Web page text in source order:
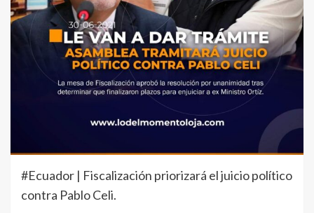
#Ecuador | Fiscalización priorizará el juicio político
contra Pablo Celi.